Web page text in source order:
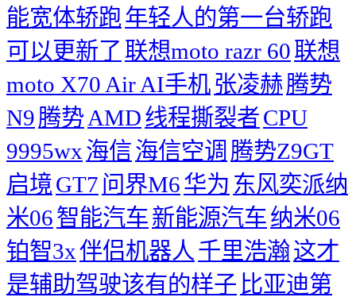
能宽体轿跑年轻人的第一台轿跑
可以更新了 联想moto razr 60联想
moto X70 Air AI手机张凌赫腾势
N9腾势AMD线程撕裂者CPU
9995wx海信海信空调 腾势Z9GT
启境GT7 问界M6华为 东风奕派纳
米06智能汽车新能源汽车纳米06
铂智3x伴侣机器人 千里浩瀚这才
是辅助驾驶该有的样子 比亚迪第